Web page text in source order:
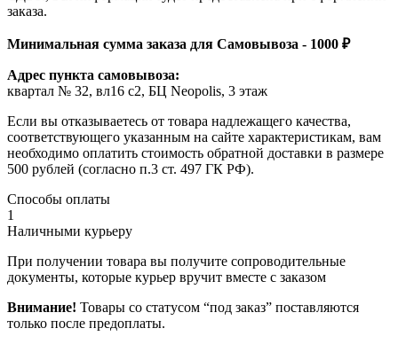
заказа.
Минимальная сумма заказа для Самовывоза - 1000 ₽
Адрес пункта самовывоза:
квартал № 32, вл16 с2, БЦ Neopolis, 3 этаж
Если вы отказываетесь от товара надлежащего качества,
соответствующего указанным на сайте характеристикам, вам
необходимо оплатить стоимость обратной доставки в размере
500 рублей (согласно п.3 ст. 497 ГК РФ).
Способы оплаты
1
Наличными курьеру
При получении товара вы получите сопроводительные
документы, которые курьер вручит вместе с заказом
Внимание! Товары со статусом “под заказ” поставляются
только после предоплаты.